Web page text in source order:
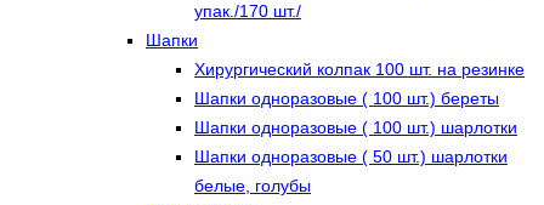
упак./170 шт./
Шапки
Хирургический колпак 100 шт. на резинке
Шапки одноразовые ( 100 шт.) береты
Шапки одноразовые ( 100 шт.) шарлотки
Шапки одноразовые ( 50 шт.) шарлотки
белые, голубы